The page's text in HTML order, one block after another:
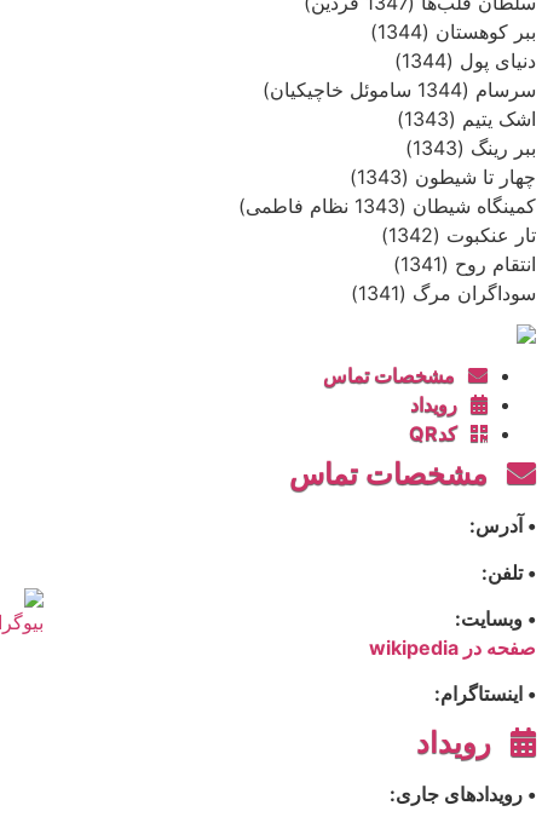
ببر کوهستان (1344)
دنیای پول (1344)
سرسام (1344 ساموئل خاچیکیان)
اشک یتیم (1343)
ببر رینگ (1343)
چهار تا شیطون (1343)
کمینگاه شیطان (1343 نظام فاطمی)
تار عنکبوت (1342)
انتقام روح (1341)
سوداگران مرگ (1341)
مشخصات تماس
رویداد
کدQR
مشخصات تماس
• آدرس:
• تلفن:
• وبسایت:
صفحه در wikipedia
• اینستاگرام:
رویداد
• رویدادهای جاری: